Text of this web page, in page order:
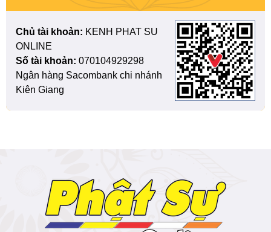
Chủ tài khoản: KENH PHAT SU
ONLINE
Số tài khoản: 070104929298
Ngân hàng Sacombank chi nhánh
Kiên Giang